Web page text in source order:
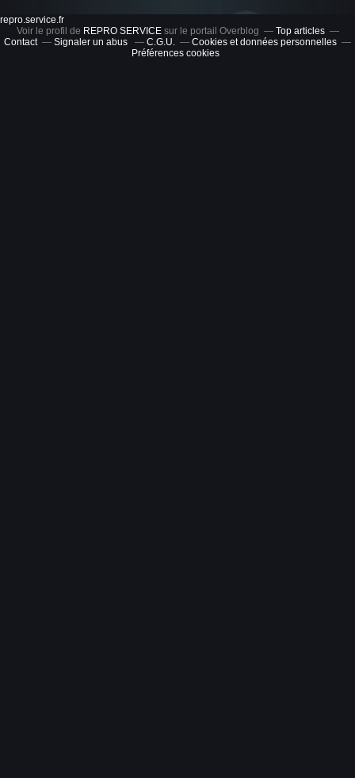
repro.service.fr
Voir le profil de REPRO SERVICEsur le portail Overblog
Top articles
Contact
Signaler un abus C.G.U.
Cookies et données personnelles
Préférences cookies